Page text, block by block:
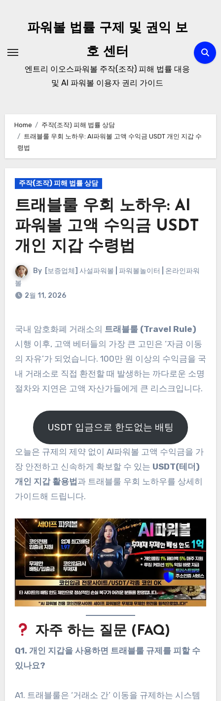
content파워볼 법률 구제 및 권익 보
호 센터
엔트리 이오스파워볼 주작(조작) 피해 법률 대응
및 AI 파워볼 이용자 권리 가이드
Home
주작(조작) 피해 법률 상담
트래블룰 우회 노하우: AI파워볼 고액 수익금 USDT 개인 지갑 수
령법
주작(조작) 피해 법률 상담
트래블룰 우회 노하우: AI
파워볼 고액 수익금 USDT
개인 지갑 수령법
By [보증업체] 사설파워볼 | 파워볼놀이터 | 온라인파워
볼
2월 11, 2026
국내 암호화폐 거래소의 트래블룰 (Travel Rule)
시행 이후, 고액 베터들의 가장 큰 고민은 ‘자금 이동
의 자유’가 되었습니다. 100만 원 이상의 수익금을 국
내 거래소로 직접 환전할 때 발생하는 까다로운 소명
절차와 지연은 고액 자산가들에게 큰 리스크입니다.
USDT 입금으로 한도없는 배팅
오늘은 규제의 제약 없이 AI파워볼 고액 수익금을 가
장 안전하고 신속하게 확보할 수 있는 USDT(테더)
개인 지갑 활용법과 트래블룰 우회 노하우를 상세히
가이드해 드립니다.
자주 하는 질문 (FAQ)
Q1. 개인 지갑을 사용하면 트래블룰 규제를 피할 수
있나요?
A1. 트래블룰은 ‘거래소 간’ 이동을 규제하는 시스템